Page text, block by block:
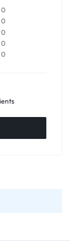
0
0
0
0
0